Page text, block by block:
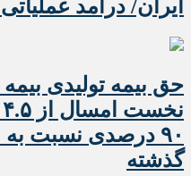
ایران/ درآمد عملیاتی ۸۰ درصد رشد کرد
حق بیمه تولیدی
۹۰ درصدی نسبت
گذشته